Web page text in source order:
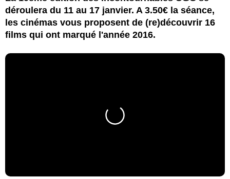
déroulera du 11 au 17 janvier. A 3.50€ la séance,
les cinémas vous proposent de (re)découvrir 16
films qui ont marqué l'année 2016.